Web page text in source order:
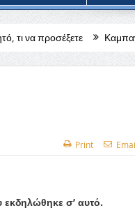
Καμπανάκι από τους
Print
εκδηλώθηκε σ’ αυτό.